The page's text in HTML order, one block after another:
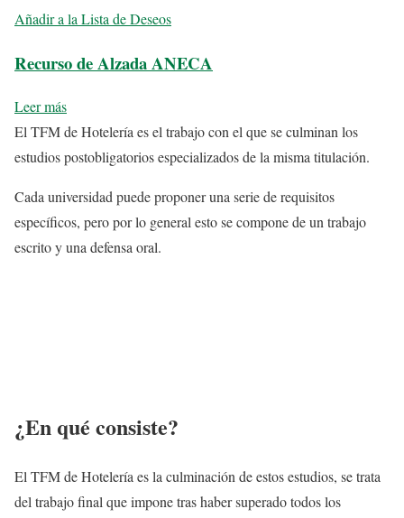
Añadir a la Lista de Deseos
Recurso de Alzada ANECA
Leer más
El TFM de Hotelería es el trabajo con el que se culminan los
estudios postobligatorios especializados de la misma titulación.
Cada universidad puede proponer una serie de requisitos
específicos, pero por lo general esto se compone de un trabajo
escrito y una defensa oral.
¿En qué consiste?
El TFM de Hotelería es la culminación de estos estudios, se trata
del trabajo final que impone tras haber superado todos los